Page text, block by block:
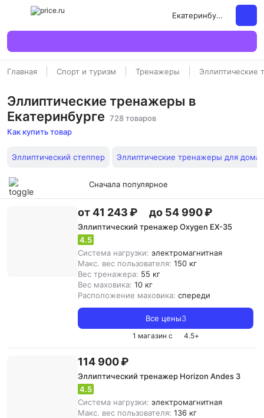
Екатеринбург
Главная Спорт и туризм Тренажеры Эллиптические
Эллиптические тренажеры в
Екатеринбурге 728 товаров
Как купить товар
Эллиптический степпер Эллиптические тренажеры для дома
Сначала популярное
от 41 243 ₽ до 54 990 ₽
Эллиптический тренажер Oxygen EX-35
4.5
Система нагрузки: электромагнитная
Макс. вес пользователя: 150 кг
Вес тренажера: 55 кг
Вес маховика: 10 кг
Расположение маховика: спереди
Все цены3
1 магазин с 4.5+
114 900 ₽
Эллиптический тренажер Horizon Andes 3
4.5
Система нагрузки: электромагнитная
Макс. вес пользователя: 136 кг